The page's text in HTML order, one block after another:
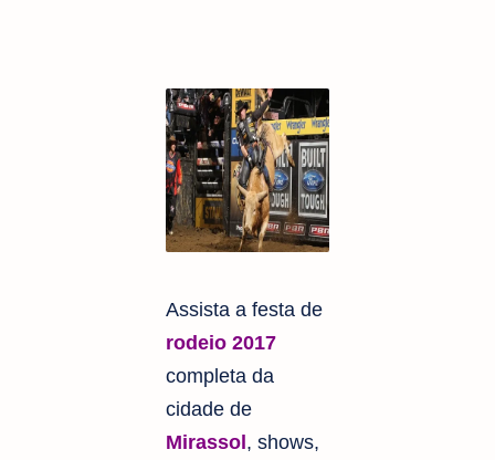
Assista a festa de
rodeio 2017
completa da
cidade de
Mirassol , shows,